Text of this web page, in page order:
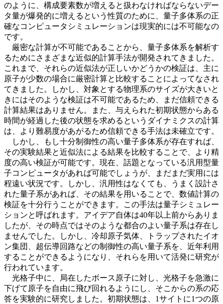
のように、構成要素数が増えると扱わなければならないデー
タ量が爆発的に増えるという性質のために、量子多体系の正
確なコンピュータシミュレーションは現実的には不可能なの
です。
厳密な計算が不可能であることから、量子多体系を解析す
るためにさまざまな近似的計算手法が開発されてきました。
これまで、それらの近似法が正しいかどうかの検証は、主に
原子が少数の場合に厳密計算と比較することによってなされ
てきました。しかし、対象とする物理系のサイズが大きいと
きにはそのような検証は不可能であるため、まだ信頼できる
計算結果はありません。また、与えられた初期状態からある
時間が経過した後の状態を求めるというダイナミクスの計算
は、より難易度があがるため信頼できる手法は未確立です。
しかし、もし十分制御性の高い量子多体系が存在すれば、
その実験結果と近似法による結果を比較することで、より精
度の高い検証が可能です。現在、話題となっている汎用型量
子コンピュータがあれば可能でしょうが、まだまだ実用には
程遠い状況です。しかし、汎用性はなくても、うまく設計さ
れた量子系があれば、その結果を用いることで、数値計算の
検証を十分行うことができます。この手法は量子シミュレー
ションと呼ばれます。アイデア自体は40年以上前からありま
したが、その時点ではそのような都合のよい量子系は存在し
ませんでした。しかし、冷却原子気体、トラップされたイオ
ン集団、超伝導回路などの制御性の高い量子系を、近年利用
することができるようになり、それらを用いて活発に研究が
行われています。
光格子中に、局在したボース原子に対し、光格子を急激に
下げて原子を自由に飛び回れるようにし、そこからの系の応
答を実験的に研究しました。初期状態は、1サイトに1つの原